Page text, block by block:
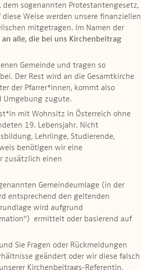
sogenannten Protestantengesetz,
Weise werden unsere finanziellen
mitgetragen. Im Namen der
an alle, die bei uns Kirchenbeitrag
Gemeinde und tragen so
Der Rest wird an die Gesamtkirche
der Pfarrer*innen, kommt also
Umgebung zugute.
mit Wohnsitz in Österreich ohne
19. Lebensjahr. Nicht
Lehrlinge, Studierende,
benötigen wir eine
zusätzlich einen
Gemeindeumlage (in der
entsprechend den geltenden
wird aufgrund
ermittelt oder basierend auf
Sie Fragen oder Rückmeldungen
geändert oder wir diese falsch
Kirchenbeitrags-Referentin,